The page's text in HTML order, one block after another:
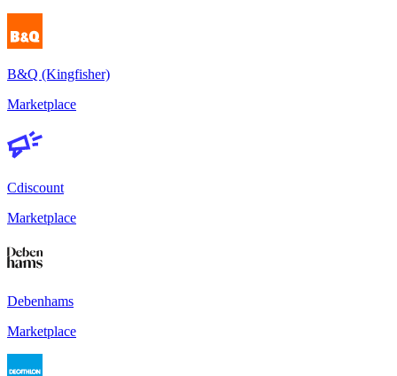
B&Q (Kingfisher)
Marketplace
Cdiscount
Marketplace
Debenhams
Marketplace